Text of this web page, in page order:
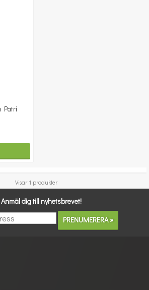
Patri
Visar 1 produkter
Anmäl dig till nyhetsbrevet!